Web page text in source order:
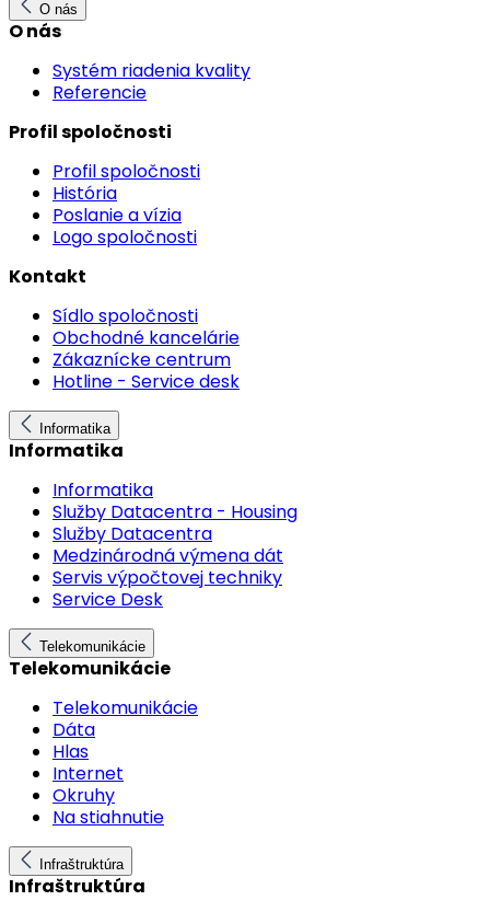
O nás
O nás
Systém riadenia kvality
Referencie
Profil spoločnosti
Profil spoločnosti
História
Poslanie a vízia
Logo spoločnosti
Kontakt
Sídlo spoločnosti
Obchodné kancelárie
Zákaznícke centrum
Hotline - Service desk
Informatika
Informatika
Informatika
Služby Datacentra - Housing
Služby Datacentra
Medzinárodná výmena dát
Servis výpočtovej techniky
Service Desk
Telekomunikácie
Telekomunikácie
Telekomunikácie
Dáta
Hlas
Internet
Okruhy
Na stiahnutie
Infraštruktúra
Infraštruktúra